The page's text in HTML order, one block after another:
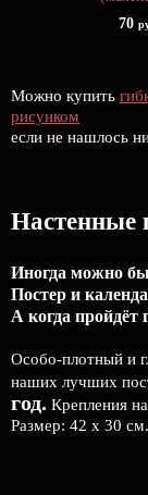
70
Можно купить
рисунком
если не нашлось
Настенные
Иногда можно
Постер и
А когда пройдёт
Особо-плотный и
наших лучших
год. Крепления
Размер: 42 х 30 см.